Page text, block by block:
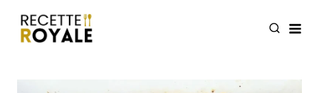
content